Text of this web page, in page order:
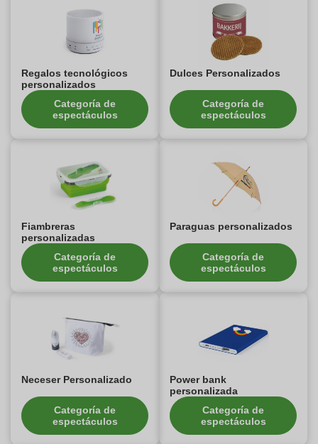
Regalos tecnológicos
personalizados
Categoría de
espectáculos
Dulces Personalizados
Categoría de
espectáculos
Fiambreras
personalizadas
Categoría de
espectáculos
Paraguas personalizados
Categoría de
espectáculos
Neceser Personalizado
Categoría de
espectáculos
Power bank
personalizada
Categoría de
espectáculos